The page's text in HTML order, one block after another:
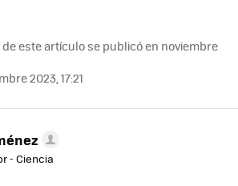
este artículo se publicó en noviembre
2023, 17:21
- Ciencia